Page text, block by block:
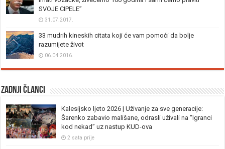
SVOJE CIPELE”
31.07.2017.
33 mudrih kineskih citata koji će vam pomoći da bolje
razumijete život
06.04.2016.
Zadnji članci
Kalesijsko ljeto 2026 | Uživanje za sve generacije:
Šarenko zabavio mališane, odrasli uživali na “Igranci
kod nekad” uz nastup KUD-ova
2 sata prije